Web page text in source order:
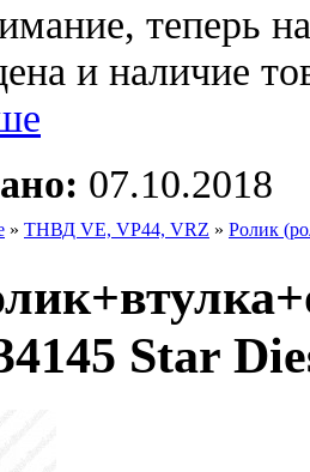
теперь
и наличие
07.10.2018
» ТНВД VE, VP44, VRZ » Ролик
Star